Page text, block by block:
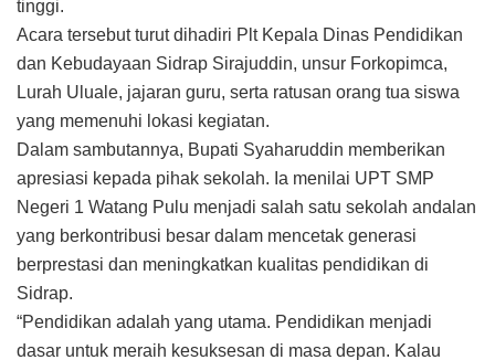
tinggi.
Acara tersebut turut dihadiri Plt Kepala Dinas Pendidikan
dan Kebudayaan Sidrap Sirajuddin, unsur Forkopimca,
Lurah Uluale, jajaran guru, serta ratusan orang tua siswa
yang memenuhi lokasi kegiatan.
Dalam sambutannya, Bupati Syaharuddin memberikan
apresiasi kepada pihak sekolah. Ia menilai UPT SMP
Negeri 1 Watang Pulu menjadi salah satu sekolah andalan
yang berkontribusi besar dalam mencetak generasi
berprestasi dan meningkatkan kualitas pendidikan di
Sidrap.
“Pendidikan adalah yang utama. Pendidikan menjadi
dasar untuk meraih kesuksesan di masa depan. Kalau